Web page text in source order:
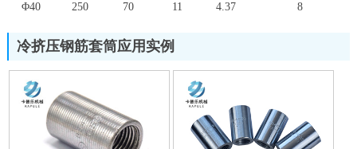
Φ40
250 70 11 4.37 8
冷挤压钢筋套筒应用实例